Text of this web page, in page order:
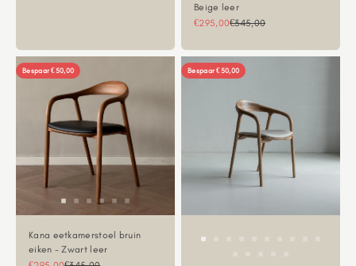
Beige leer
Aanbiedingsprijs
€295,00Normale prijs
€345,00
Bespaar €50,00
Kana eetkamerstoel bruin
eiken - Zwart leer
Bespaar €50,00